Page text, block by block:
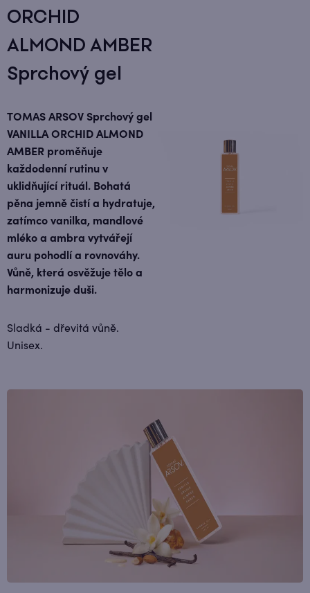
ORCHID
ALMOND AMBER
Sprchový gel
TOMAS ARSOV Sprchový gel
VANILLA ORCHID ALMOND
AMBER proměňuje
každodenní rutinu v
uklidňující rituál. Bohatá
pěna jemně čistí a hydratuje,
zatímco vanilka, mandlové
mléko a ambra vytvářejí
auru pohodlí a rovnováhy.
Vůně, která osvěžuje tělo a
harmonizuje duši.
Sladká - dřevitá vůně.
Unisex.